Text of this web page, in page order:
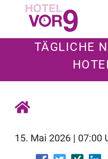
TÄGLICHE
15. Mai 2026 | 07:00